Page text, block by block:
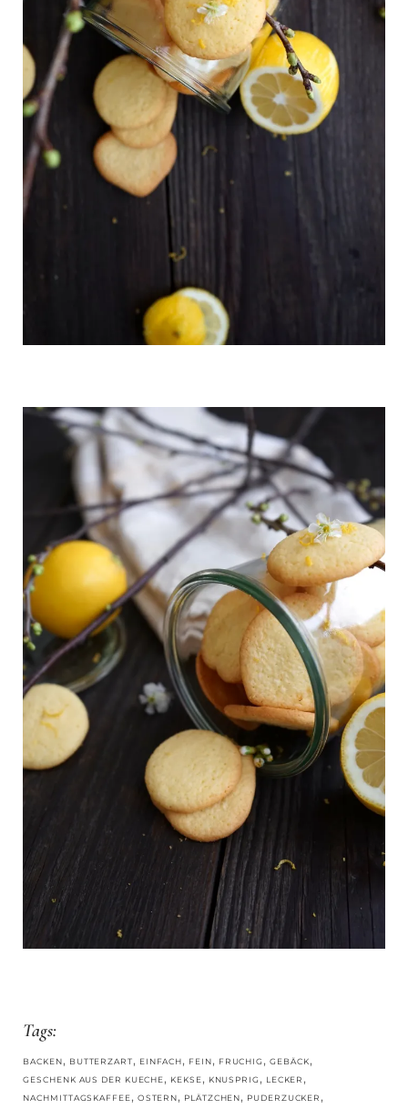
Tags:
BACKEN, BUTTERZART, EINFACH, FEIN, FRUCHIG,GEBÄCK,
GESCHENK AUS DER KUECHE , KEKSE , KNUSPRIG, LECKER ,
NACHMITTAGSKAFFEE , OSTERN, PLÄTZCHEN, PUDERZUCKER ,